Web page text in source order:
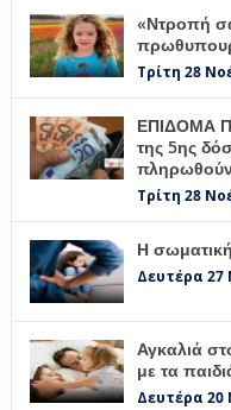
«Ντροπή
Τρίτη 28
ΕΠΙΔΟΜΑ
της 5ης
πληρωθούν
Τρίτη 28
Η
Δευτέρα 27
Αγκαλιά
με τα
Δευτέρα 20